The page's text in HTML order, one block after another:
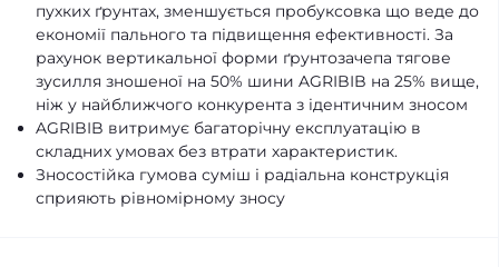
пухких ґрунтах, зменшується пробуксовка що веде до
економії пального та підвищення ефективності. За
рахунок вертикальної форми ґрунтозачепа тягове
зусилля зношеної на 50% шини AGRIBIB на 25% вище,
ніж у найближчого конкурента з ідентичним зносом
AGRIBIB витримує багаторічну експлуатацію в
складних умовах без втрати характеристик.
Зносостійка гумова суміш і радіальна конструкція
сприяють рівномірному зносу